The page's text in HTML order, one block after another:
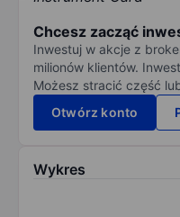
Chcesz zacząć
Inwestuj w akcje z
milionów klientów.
Możesz stracić część
Otwórz konto
Wykres